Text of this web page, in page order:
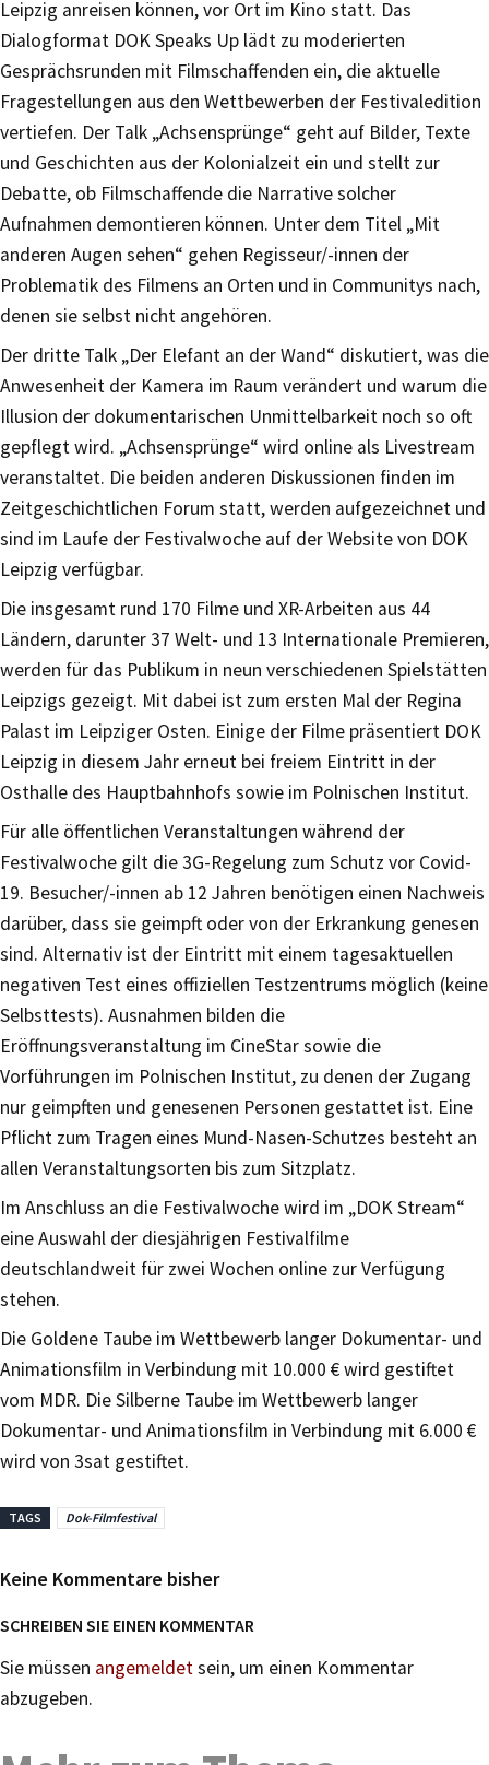
Leipzig anreisen können, vor Ort im Kino statt. Das
Dialogformat DOK Speaks Up lädt zu moderierten
Gesprächsrunden mit Filmschaffenden ein, die aktuelle
Fragestellungen aus den Wettbewerben der Festivaledition
vertiefen. Der Talk „Achsensprünge“ geht auf Bilder, Texte
und Geschichten aus der Kolonialzeit ein und stellt zur
Debatte, ob Filmschaffende die Narrative solcher
Aufnahmen demontieren können. Unter dem Titel „Mit
anderen Augen sehen“ gehen Regisseur/-innen der
Problematik des Filmens an Orten und in Communitys nach,
denen sie selbst nicht angehören.
Der dritte Talk „Der Elefant an der Wand“ diskutiert, was die
Anwesenheit der Kamera im Raum verändert und warum die
Illusion der dokumentarischen Unmittelbarkeit noch so oft
gepflegt wird. „Achsensprünge“ wird online als Livestream
veranstaltet. Die beiden anderen Diskussionen finden im
Zeitgeschichtlichen Forum statt, werden aufgezeichnet und
sind im Laufe der Festivalwoche auf der Website von DOK
Leipzig verfügbar.
Die insgesamt rund 170 Filme und XR-Arbeiten aus 44
Ländern, darunter 37 Welt- und 13 Internationale Premieren,
werden für das Publikum in neun verschiedenen Spielstätten
Leipzigs gezeigt. Mit dabei ist zum ersten Mal der Regina
Palast im Leipziger Osten. Einige der Filme präsentiert DOK
Leipzig in diesem Jahr erneut bei freiem Eintritt in der
Osthalle des Hauptbahnhofs sowie im Polnischen Institut.
Für alle öffentlichen Veranstaltungen während der
Festivalwoche gilt die 3G-Regelung zum Schutz vor Covid-
19. Besucher/-innen ab 12 Jahren benötigen einen Nachweis
darüber, dass sie geimpft oder von der Erkrankung genesen
sind. Alternativ ist der Eintritt mit einem tagesaktuellen
negativen Test eines offiziellen Testzentrums möglich (keine
Selbsttests). Ausnahmen bilden die
Eröffnungsveranstaltung im CineStar sowie die
Vorführungen im Polnischen Institut, zu denen der Zugang
nur geimpften und genesenen Personen gestattet ist. Eine
Pflicht zum Tragen eines Mund-Nasen-Schutzes besteht an
allen Veranstaltungsorten bis zum Sitzplatz.
Im Anschluss an die Festivalwoche wird im „DOK Stream“
eine Auswahl der diesjährigen Festivalfilme
deutschlandweit für zwei Wochen online zur Verfügung
stehen.
Die Goldene Taube im Wettbewerb langer Dokumentar- und
Animationsfilm in Verbindung mit 10.000 € wird gestiftet
vom MDR. Die Silberne Taube im Wettbewerb langer
Dokumentar- und Animationsfilm in Verbindung mit 6.000 €
wird von 3sat gestiftet.
TAGS Dok-Filmfestival
Keine Kommentare bisher
SCHREIBEN SIE EINEN KOMMENTAR
Sie müssen angemeldetsein, um einen Kommentar
abzugeben.